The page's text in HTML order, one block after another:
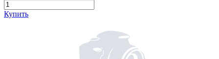
Купить